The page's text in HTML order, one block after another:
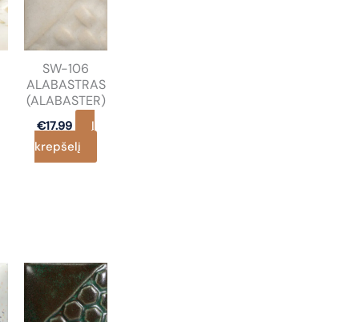
SW-106
ALABASTRAS
(ALABASTER)
€17.99
Į
krepšelį